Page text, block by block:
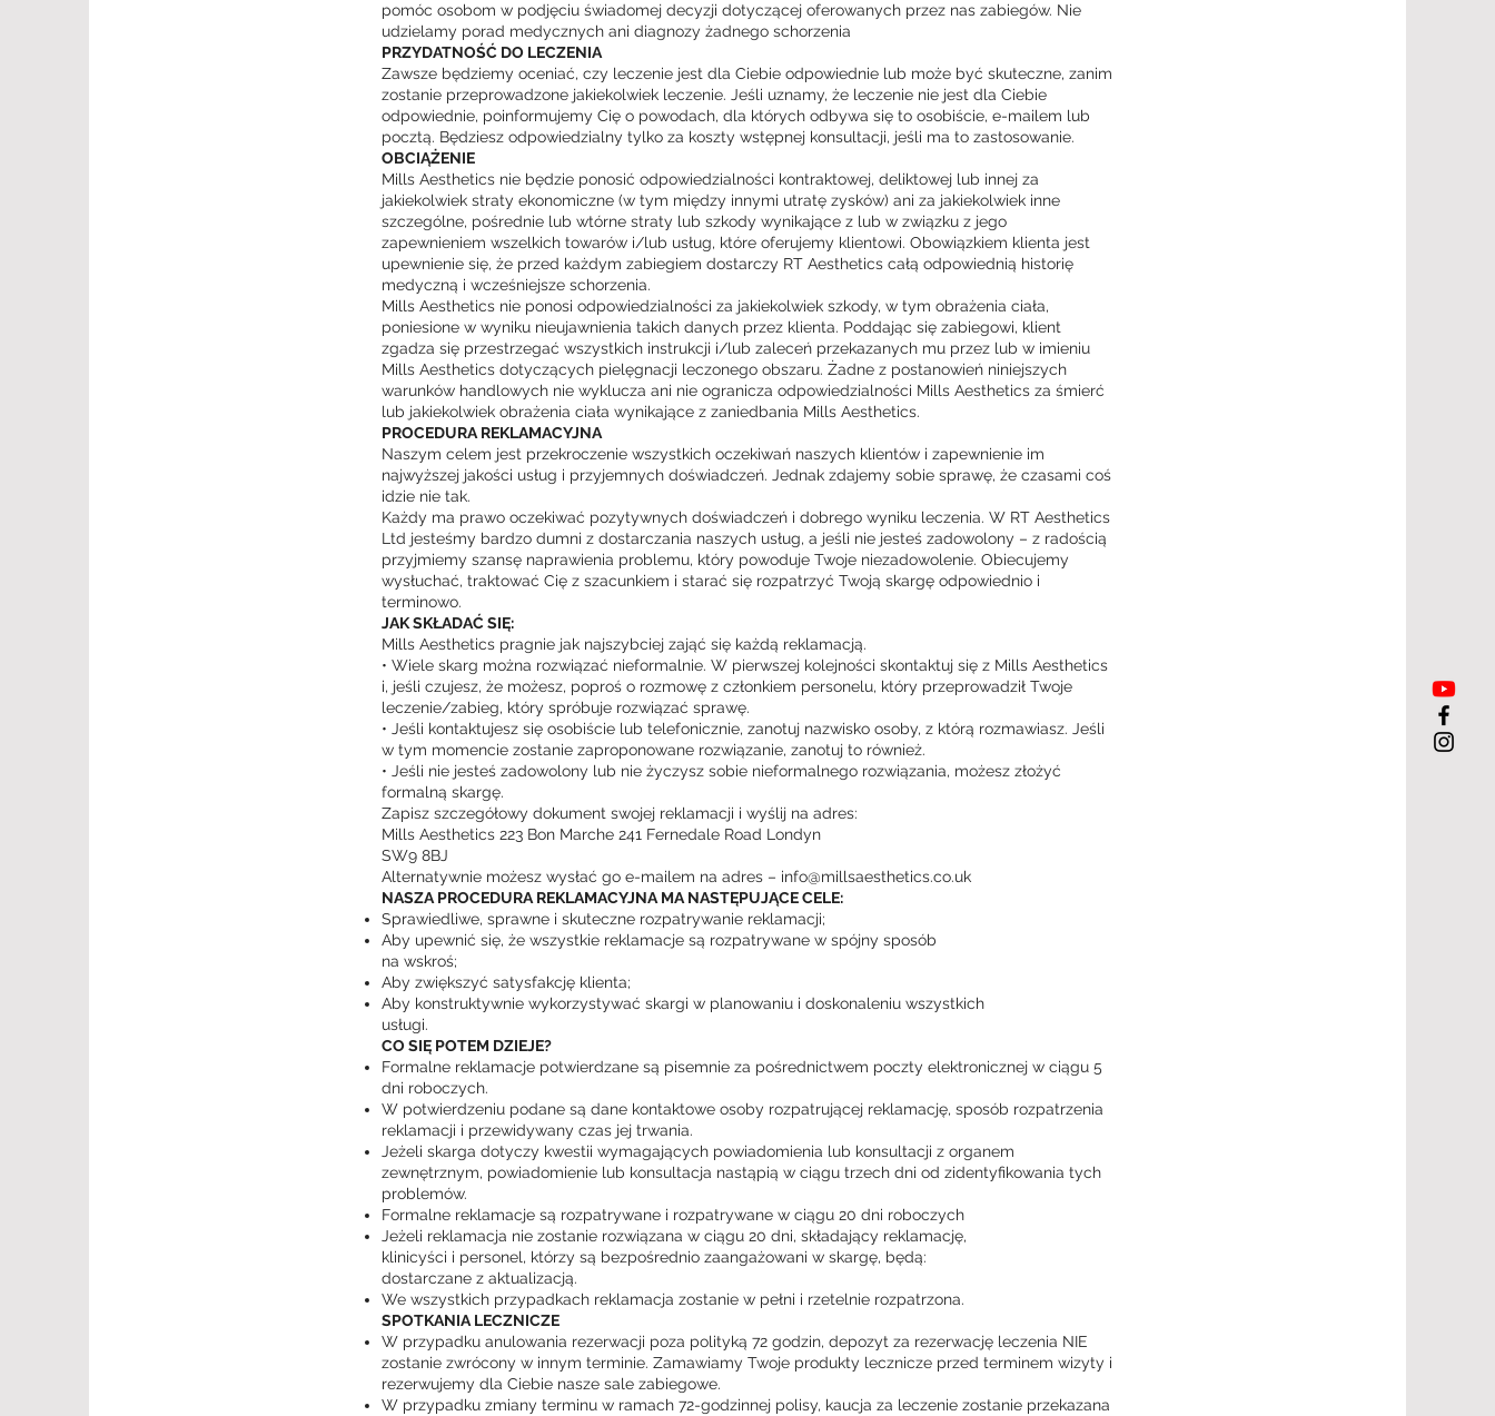
pomóc osobom w podjęciu świadomej decyzji dotyczącej oferowanych przez nas zabiegów. Nie
udzielamy porad medycznych ani diagnozy żadnego schorzenia
PRZYDATNOŚĆ DO LECZENIA
Zawsze będziemy oceniać, czy leczenie jest dla Ciebie odpowiednie lub może być skuteczne, zanim
zostanie przeprowadzone jakiekolwiek leczenie. Jeśli uznamy, że leczenie nie jest dla Ciebie
odpowiednie, poinformujemy Cię o powodach, dla których odbywa się to osobiście, e-mailem lub
pocztą. Będziesz odpowiedzialny tylko za koszty wstępnej konsultacji, jeśli ma to zastosowanie.
OBCIĄŻENIE
Mills Aesthetics nie będzie ponosić odpowiedzialności kontraktowej, deliktowej lub innej za
jakiekolwiek straty ekonomiczne (w tym między innymi utratę zysków) ani za jakiekolwiek inne
szczególne, pośrednie lub wtórne straty lub szkody wynikające z lub w związku z jego
zapewnieniem wszelkich towarów i/lub usług, które oferujemy klientowi. Obowiązkiem klienta jest
upewnienie się, że przed każdym zabiegiem dostarczy RT Aesthetics całą odpowiednią historię
medyczną i wcześniejsze schorzenia.
Mills Aesthetics nie ponosi odpowiedzialności za jakiekolwiek szkody, w tym obrażenia ciała,
poniesione w wyniku nieujawnienia takich danych przez klienta. Poddając się zabiegowi, klient
zgadza się przestrzegać wszystkich instrukcji i/lub zaleceń przekazanych mu przez lub w imieniu
Mills Aesthetics dotyczących pielęgnacji leczonego obszaru. Żadne z postanowień niniejszych
warunków handlowych nie wyklucza ani nie ogranicza odpowiedzialności Mills Aesthetics za śmierć
lub jakiekolwiek obrażenia ciała wynikające z zaniedbania Mills Aesthetics.
PROCEDURA REKLAMACYJNA
Naszym celem jest przekroczenie wszystkich oczekiwań naszych klientów i zapewnienie im
najwyższej jakości usług i przyjemnych doświadczeń. Jednak zdajemy sobie sprawę, że czasami coś
idzie nie tak.
Każdy ma prawo oczekiwać pozytywnych doświadczeń i dobrego wyniku leczenia. W RT Aesthetics
Ltd jesteśmy bardzo dumni z dostarczania naszych usług, a jeśli nie jesteś zadowolony – z radością
przyjmiemy szansę naprawienia problemu, który powoduje Twoje niezadowolenie. Obiecujemy
wysłuchać, traktować Cię z szacunkiem i starać się rozpatrzyć Twoją skargę odpowiednio i
terminowo.
JAK SKŁADAĆ SIĘ:
Mills Aesthetics pragnie jak najszybciej zająć się każdą reklamacją.
• Wiele skarg można rozwiązać nieformalnie. W pierwszej kolejności skontaktuj się z Mills Aesthetics
i, jeśli czujesz, że możesz, poproś o rozmowę z członkiem personelu, który przeprowadził Twoje
leczenie/zabieg, który spróbuje rozwiązać sprawę.
• Jeśli kontaktujesz się osobiście lub telefonicznie, zanotuj nazwisko osoby, z którą rozmawiasz. Jeśli
w tym momencie zostanie zaproponowane rozwiązanie, zanotuj to również.
• Jeśli nie jesteś zadowolony lub nie życzysz sobie nieformalnego rozwiązania, możesz złożyć
formalną skargę.
Zapisz szczegółowy dokument swojej reklamacji i wyślij na adres:
Mills Aesthetics 223 Bon Marche 241 Fernedale Road Londyn
SW9 8BJ
Alternatywnie możesz wysłać go e-mailem na adres – info@millsaesthetics.co.uk
NASZA PROCEDURA REKLAMACYJNA MA NASTĘPUJĄCE CELE:
Sprawiedliwe, sprawne i skuteczne rozpatrywanie reklamacji;
Aby upewnić się, że wszystkie reklamacje są rozpatrywane w spójny sposób
na wskroś;
Aby zwiększyć satysfakcję klienta;
Aby konstruktywnie wykorzystywać skargi w planowaniu i doskonaleniu wszystkich
usługi.
CO SIĘ POTEM DZIEJE?
Formalne reklamacje potwierdzane są pisemnie za pośrednictwem poczty elektronicznej w ciągu 5
dni roboczych.
W potwierdzeniu podane są dane kontaktowe osoby rozpatrującej reklamację, sposób rozpatrzenia
reklamacji i przewidywany czas jej trwania.
Jeżeli skarga dotyczy kwestii wymagających powiadomienia lub konsultacji z organem
zewnętrznym, powiadomienie lub konsultacja nastąpią w ciągu trzech dni od zidentyfikowania tych
problemów.
Formalne reklamacje są rozpatrywane i rozpatrywane w ciągu 20 dni roboczych
Jeżeli reklamacja nie zostanie rozwiązana w ciągu 20 dni, składający reklamację,
klinicyści i personel, którzy są bezpośrednio zaangażowani w skargę, będą:
dostarczane z aktualizacją.
We wszystkich przypadkach reklamacja zostanie w pełni i rzetelnie rozpatrzona.
SPOTKANIA LECZNICZE
W przypadku anulowania rezerwacji poza polityką 72 godzin, depozyt za rezerwację leczenia NIE
zostanie zwrócony w innym terminie. Zamawiamy Twoje produkty lecznicze przed terminem wizyty i
rezerwujemy dla Ciebie nasze sale zabiegowe.
W przypadku zmiany terminu w ramach 72-godzinnej polisy, kaucja za leczenie zostanie przekazana